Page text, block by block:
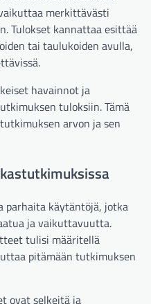
merkittävästi
Tulokset kannattaa esittää
tai taulukoiden avulla,
havainnot ja
tuloksiin. Tämä
arvon ja sen
parhaita käytäntöjä, jotka
ja vaikuttavuutta.
tulisi määritellä
pitämään tutkimuksen
ovat selkeitä ja